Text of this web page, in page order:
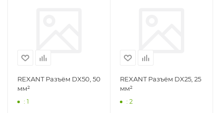
REXANT Разъём DX50, 50
мм²
: 1
REXANT Разъём DX25, 25
мм²
: 2